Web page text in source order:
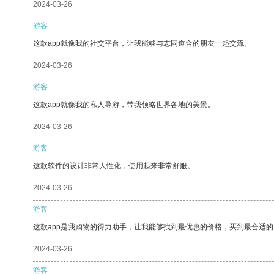
2024-03-26
游客
这款app就像我的社交平台，让我能够与志同道合的朋友一起交流。
2024-03-26
游客
这款app就像我的私人导游，带我领略世界各地的美景。
2024-03-26
游客
这款软件的设计非常人性化，使用起来非常舒服。
2024-03-26
游客
这款app是我购物的得力助手，让我能够找到最优惠的价格，买到最合适
2024-03-26
游客